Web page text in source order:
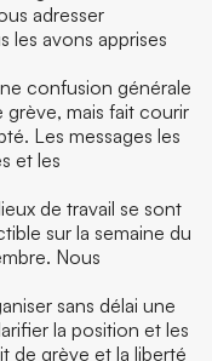
adresser
les avons apprises
confusion générale
mais fait courir
Les messages les
et les
de travail se sont
sur la semaine du
Nous
sans délai une
la position et les
de grève et la liberté